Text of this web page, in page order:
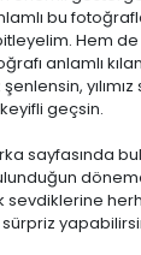
bu
Hem
anlamlı
şenlensin,
geçsin.
sayfasında